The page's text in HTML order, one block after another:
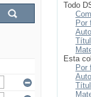
Todo
Por
Esta
Por